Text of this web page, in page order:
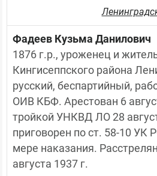
Фадеев Кузьма Данилович
1876 г.р., уроженец и
Кингисеппского района
русский, беспартийный,
ОИВ КБФ. Арестован 6
тройкой УНКВД ЛО 28
приговорен по ст. 58-10
мере наказания.
августа 1937 г.